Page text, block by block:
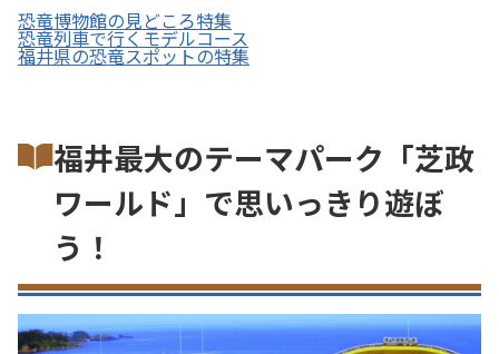
恐竜博物館の見どころ特集
恐竜列車で行くモデルコース
福井県の恐竜スポットの特集
福井最大のテーマパーク「芝政
ワールド」で思いっきり遊ぼ
う！